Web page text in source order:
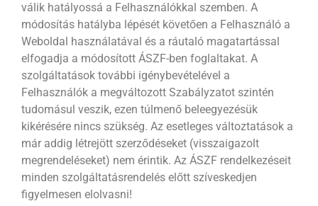
válik hatályossá a Felhasználókkal szemben. A
módosítás hatályba lépését követően a Felhasználó a
Weboldal használatával és a ráutaló magatartással
elfogadja a módosított ÁSZF-ben foglaltakat. A
szolgáltatások további igénybevételével a
Felhasználók a megváltozott Szabályzatot szintén
tudomásul veszik, ezen túlmenő beleegyezésük
kikérésére nincs szükség. Az esetleges változtatások a
már addig létrejött szerződéseket (visszaigazolt
megrendeléseket) nem érintik. Az ÁSZF rendelkezéseit
minden szolgáltatásrendelés előtt szíveskedjen
figyelmesen elolvasni!